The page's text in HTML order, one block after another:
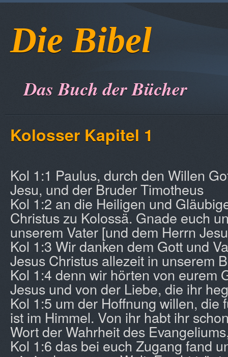
Die Bibel
Das Buch der Bücher
Kolosser Kapitel 1
Kol 1:1 Paulus, durch den Willen
Jesu, und der Bruder Timotheus
Kol 1:2 an die Heiligen und
Christus zu Kolossä. Gnade euch
unserem Vater [und dem Herrn
Kol 1:3 Wir danken dem Gott und
Jesus Christus allezeit in unserem
Kol 1:4 denn wir hörten von eurem
Jesus und von der Liebe, die ihr
Kol 1:5 um der Hoffnung willen, die
ist im Himmel. Von ihr habt ihr
Wort der Wahrheit des
Kol 1:6 das bei euch Zugang fand